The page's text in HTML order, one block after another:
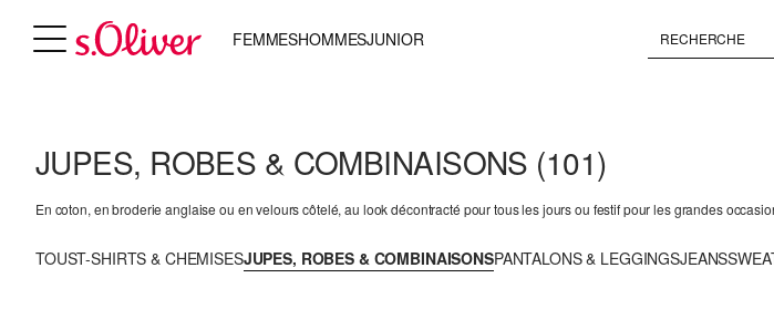
FEMMESHOMMESJUNIOR
JUPES, ROBES & COMBINAISONS (101)
En coton, en broderie anglaise ou en velours côtelé, au look décontracté pour tous les jours ou festif pour les grandes
TOUST-SHIRTS & CHEMISESJUPES, ROBES & COMBINAISONSPANTALONS & LEGGINGSJEANS